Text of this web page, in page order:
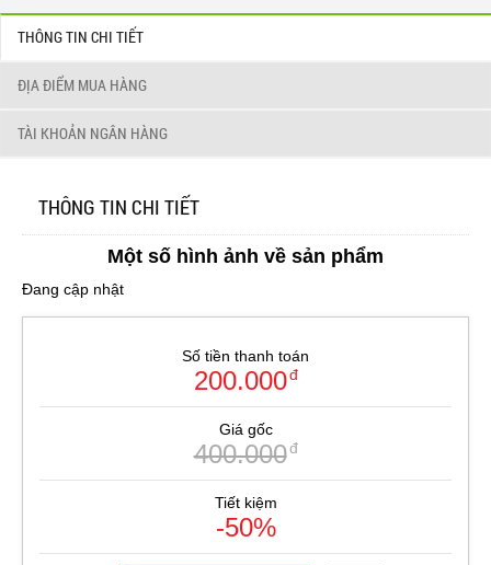
THÔNG TIN CHI TIẾT
ĐỊA ĐIỂM MUA HÀNG
TÀI KHOẢN NGÂN HÀNG
THÔNG TIN CHI TIẾT
Một số hình ảnh về sản phẩm
Đang cập nhật
Số tiền thanh toán
200.000đ
Giá gốc
400.000đ
Tiết kiệm
-50%